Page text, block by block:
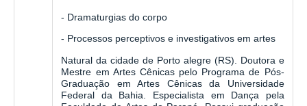
- Dramaturgias do corpo
- Processos perceptivos e investigativos em artes
Natural da cidade de Porto alegre (RS). Doutora e
Mestre em Artes Cênicas pelo Programa de Pós-
Graduação em Artes Cênicas da Universidade
Federal da Bahia. Especialista em Dança pela